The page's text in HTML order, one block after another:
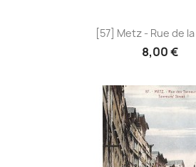
[57] Metz - Rue de
8,00 €